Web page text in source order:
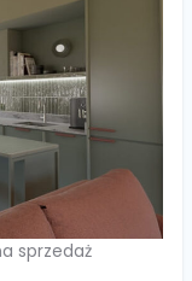
sprzedaż